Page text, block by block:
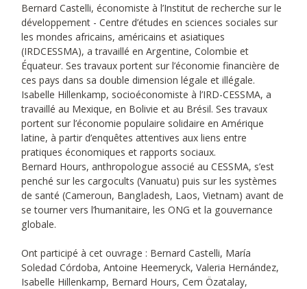
Bernard Castelli, économiste à l’Institut de recherche sur le
développement - Centre d’études en sciences sociales sur
les mondes africains, américains et asiatiques
(IRDCESSMA), a travaillé en Argentine, Colombie et
Équateur. Ses travaux portent sur l’économie financière de
ces pays dans sa double dimension légale et illégale.
Isabelle Hillenkamp, socioéconomiste à l’IRD-CESSMA, a
travaillé au Mexique, en Bolivie et au Brésil. Ses travaux
portent sur l’économie populaire solidaire en Amérique
latine, à partir d’enquêtes attentives aux liens entre
pratiques économiques et rapports sociaux.
Bernard Hours, anthropologue associé au CESSMA, s’est
penché sur les cargocults (Vanuatu) puis sur les systèmes
de santé (Cameroun, Bangladesh, Laos, Vietnam) avant de
se tourner vers l’humanitaire, les ONG et la gouvernance
globale.
Ont participé à cet ouvrage : Bernard Castelli, María
Soledad Córdoba, Antoine Heemeryck, Valeria Hernández,
Isabelle Hillenkamp, Bernard Hours, Cem Özatalay,